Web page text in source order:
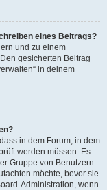
eines Beitrags?
und zu einem
gesicherten Beitrag
in deinem
in dem Forum, in dem
werden müssen. Es
Gruppe von Benutzern
möchte, bevor sie
Administration, wenn